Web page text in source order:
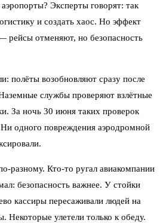
Эксперты говорят: так
и создать хаос. Но эффект
рейсы отменяют, но безопасность
полёты возобновляют сразу после
службы проверяют взлётные
За ночь 30 июня таких проверок
одного повреждения аэродромной
разному. Кто-то ругал авиакомпании
безопасность важнее. У стойки
кассиры пересаживали людей на
Некоторые улетели только к обеду.